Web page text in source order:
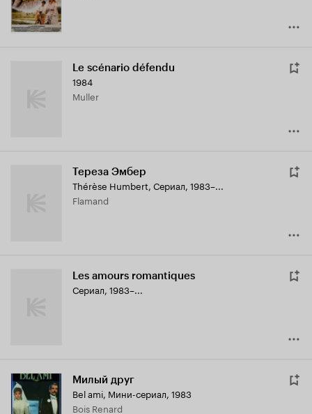
Le scénario défendu
1984
Muller
Тереза Эмбер
Thérèse Humbert, Сериал, 1983–...
Flamand
Les amours romantiques
Сериал, 1983–...
Милый друг
Bel ami, Мини-сериал, 1983
Bois Renard